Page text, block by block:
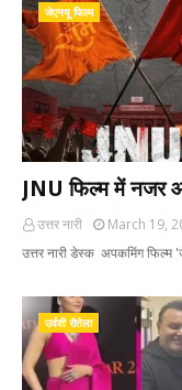
जेएनयू फिल्म
JNU फिल्म में नजर
उत्तर नारी
March 19,
उत्तर नारी डेस्क अपकमिंग फिल्म
उर्वशी रौतेला